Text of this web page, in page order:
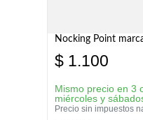
Nocking Point
$ 1.100
Mismo precio en 3
miércoles y
Precio sin impuestos